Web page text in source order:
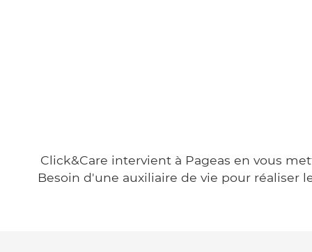
Click&Care intervient à Pageas en vous
Besoin d'une auxiliaire de vie pour réaliser